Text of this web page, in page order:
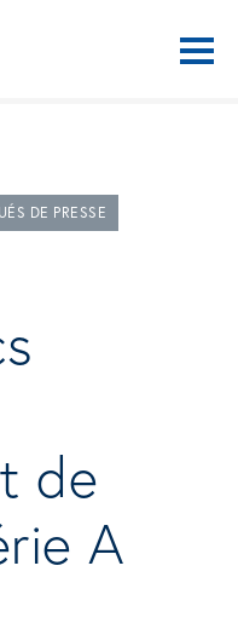
DE PRESSE
de
A